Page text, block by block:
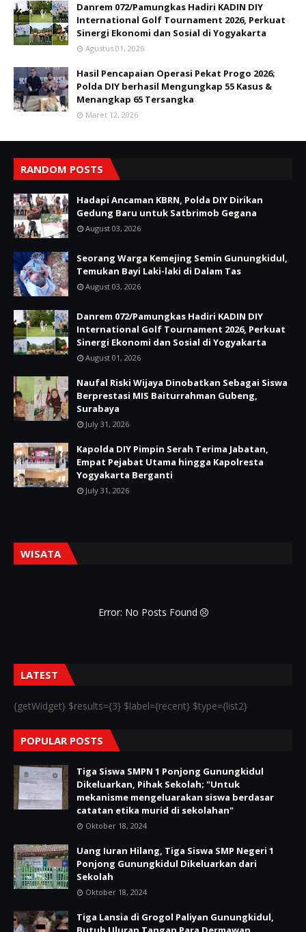
Danrem 072/Pamungkas Hadiri KADIN DIY
International Golf Tournament 2026, Perkuat
Sinergi Ekonomi dan Sosial di Yogyakarta
Agustus 01, 2026
Hasil Pencapaian Operasi Pekat Progo 2026;
Polda DIY berhasil Mengungkap 55 Kasus &
Menangkap 65 Tersangka
Maret 12, 2026
RANDOM POSTS
Hadapi Ancaman KBRN, Polda DIY Dirikan
Gedung Baru untuk Satbrimob Gegana
August 03, 2026
Seorang Warga Kemejing Semin Gunungkidul,
Temukan Bayi Laki-laki di Dalam Tas
August 03, 2026
Danrem 072/Pamungkas Hadiri KADIN DIY
International Golf Tournament 2026, Perkuat
Sinergi Ekonomi dan Sosial di Yogyakarta
August 01, 2026
Naufal Riski Wijaya Dinobatkan Sebagai Siswa
Berprestasi MIS Baiturrahman Gubeng,
Surabaya
July 31, 2026
Kapolda DIY Pimpin Serah Terima Jabatan,
Empat Pejabat Utama hingga Kapolresta
Yogyakarta Berganti
July 31, 2026
WISATA
Error: No Posts Found
LATEST
{getWidget} $results={3} $label={recent} $type={list2}
POPULAR POSTS
Tiga Siswa SMPN 1 Ponjong Gunungkidul
Dikeluarkan, Pihak Sekolah; "Untuk
mekanisme mengeluarakan siswa berdasar
catatan etika murid di sekolahan"
Oktober 18, 2024
Uang Iuran Hilang, Tiga Siswa SMP Negeri 1
Ponjong Gunungkidul Dikeluarkan dari
Sekolah
Oktober 18, 2024
Tiga Lansia di Grogol Paliyan Gunungkidul,